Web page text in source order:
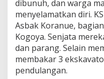
dibunuh, dan warga
menyelamatkan diri.
Asbak Koranue,
Kogoya. Senjata
dan parang. Selain
membakar 3
pendulangan.